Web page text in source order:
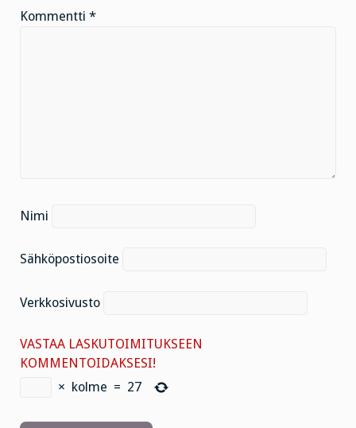
Kommentti *
Nimi
Sähköpostiosoite
Verkkosivusto
VASTAA LASKUTOIMITUKSEEN
KOMMENTOIDAKSESI!
× kolme = 27